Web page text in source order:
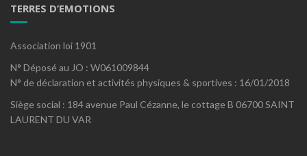
TERRES D’EMOTIONS
Association loi 1901
N° Déposé au JO : W061009844
N° de déclaration et activités physiques & sportives : 16/01/2018
Siège social : 184 avenue Paul Cézanne, le cottage B 06700 SAINT
LAURENT DU VAR